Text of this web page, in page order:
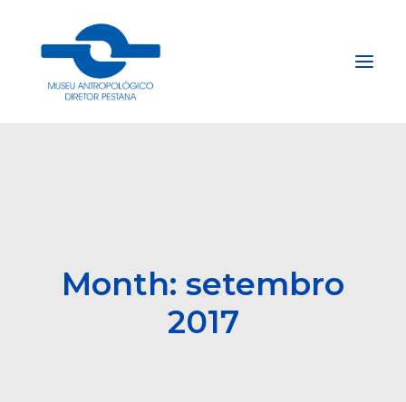
Month: setembro
2017